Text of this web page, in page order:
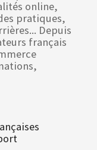
online,
pratiques,
Depuis
français